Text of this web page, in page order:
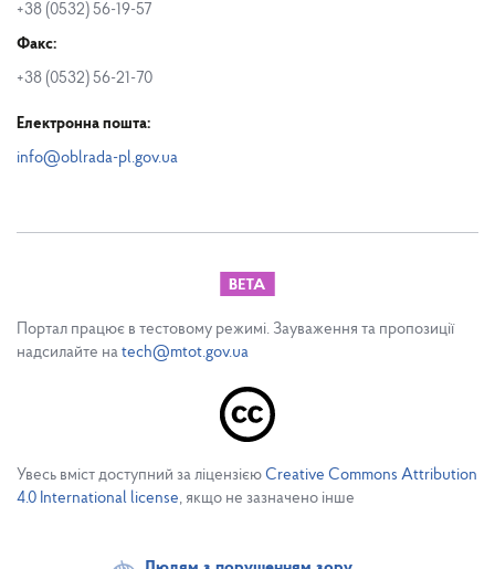
+38 (0532) 56-19-57
Факс:
+38 (0532) 56-21-70
Електронна пошта:
info@oblrada-pl.gov.ua
Портал працює в тестовому режимі. Зауваження та пропозиції
надсилайте на tech@mtot.gov.ua
Увесь вміст доступний за ліцензією Creative Commons Attribution
4.0 International license, якщо не зазначено інше